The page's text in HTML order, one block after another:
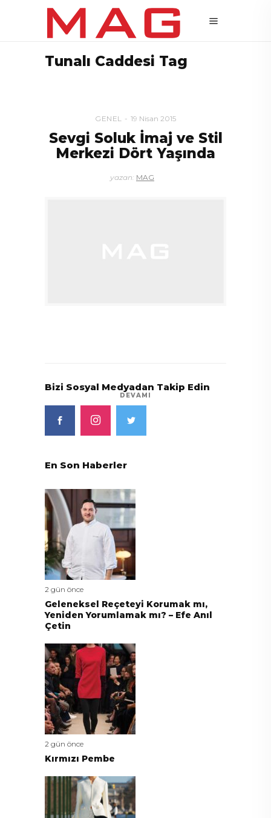
Tunalı Caddesi Tag
GENEL 19 Nisan 2015
Sevgi Soluk İmaj ve Stil
Merkezi Dört Yaşında
yazan: MAG
DEVAMI
Bizi Sosyal Medyadan Takip Edin
En Son Haberler
2 gün önce
Geleneksel Reçeteyi Korumak mı,
Yeniden Yorumlamak mı? – Efe Anıl
Çetin
2 gün önce
Kırmızı Pembe